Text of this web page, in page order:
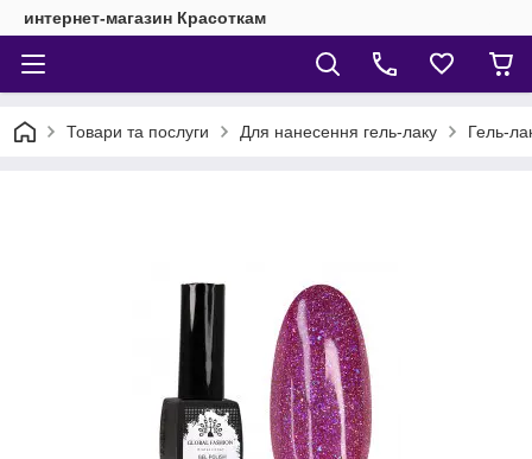
интернет-магазин Красоткам
Товари та послуги Для нанесення гель-лаку Гель-